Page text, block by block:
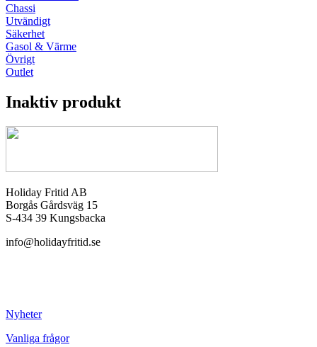
Chassi
Utvändigt
Säkerhet
Gasol & Värme
Övrigt
Outlet
Inaktiv produkt
Holiday Fritid AB
Borgås Gårdsväg 15
S-434 39 Kungsbacka
info@holidayfritid.se
Nyheter
Vanliga frågor